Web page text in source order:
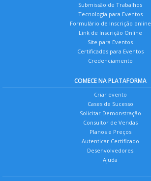
Submissão de Trabalhos
Tecnologia para Eventos
Formulário de Inscrição online
Link de Inscrição Online
Site para Eventos
Certificados para Eventos
Credenciamento
COMECE NA PLATAFORMA
Criar evento
Cases de Sucesso
Solicitar Demonstração
Consultor de Vendas
Planos e Preços
Autenticar Certificado
Desenvolvedores
Ajuda